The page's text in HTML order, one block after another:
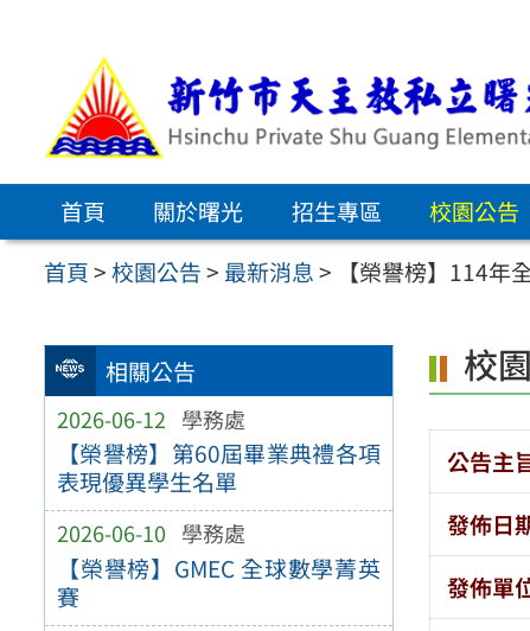
內
首頁 關於曙光 招生專區 校園公告
首頁>校園公告> 最新消息> 【榮譽榜】114年
相關公告
2026-06-12 學務處
【榮譽榜】第60屆畢業典禮各項
表現優異學生名單
2026-06-10 學務處
【榮譽榜】GMEC 全球數學菁英
賽
校
公告主
發佈日
發佈單